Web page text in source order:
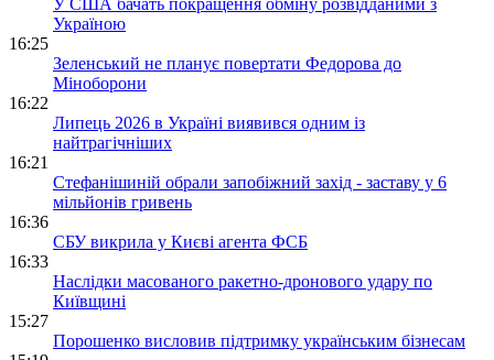
У США бачать покращення обміну розвідданими з
Україною
16:25
Зеленський не планує повертати Федорова до
Міноборони
16:22
Липець 2026 в Україні виявився одним із
найтрагічніших
16:21
Стефанішиній обрали запобіжний захід - заставу у 6
мільйонів гривень
16:36
СБУ викрила у Києві агента ФСБ
16:33
Наслідки масованого ракетно-дронового удару по
Київщині
15:27
Порошенко висловив підтримку українським бізнесам